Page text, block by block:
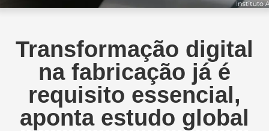
Transformação digital
na fabricação já é
requisito essencial,
aponta estudo global